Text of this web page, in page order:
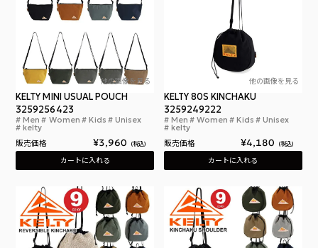
他の画像を見る
ケルティ ミニ ユージュアル ポーチ セカンドバッ
KELTY MINI USUAL POUCH
3259256423
Men Women Kids Unisex
kelty
販売価格 ¥3,960 税込
カートに入れる
他の画像を見る
KELTY 80S KINCHAKU
3259249222
Men Women Kids Unisex
kelty
販売価格 ¥4,180 税込
カートに入れる